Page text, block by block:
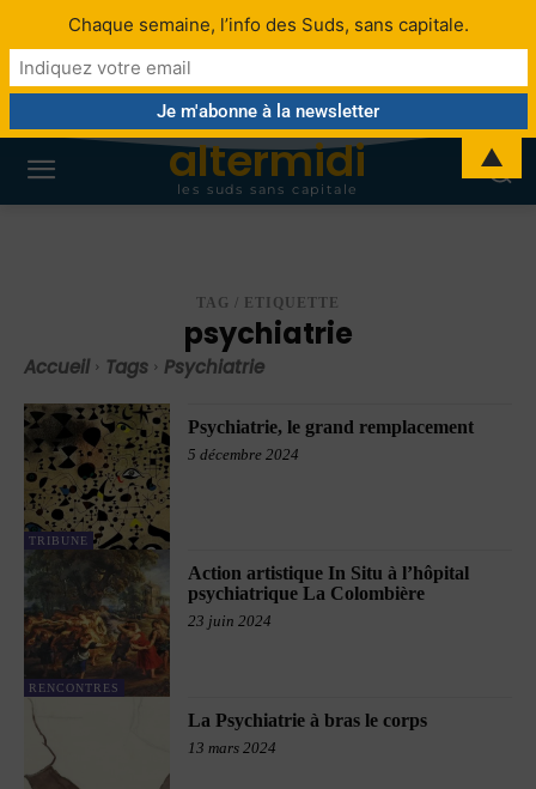
altermidi
les suds sans capitale
TAG / ETIQUETTE
psychiatrie
Accueil Tags Psychiatrie
TRIBUNE
Psychiatrie, le grand remplacement
5 décembre 2024
RENCONTRES
Action artistique In Situ à l’hôpital
psychiatrique La Colombière
23 juin 2024
La Psychiatrie à bras le corps
13 mars 2024
Chaque semaine, l’info des Suds, sans capitale.
▲